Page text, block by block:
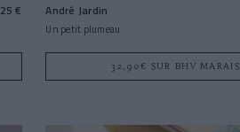
25 € André Jardin
Un petit plumeau
32,90€ SUR BHV MARAIS